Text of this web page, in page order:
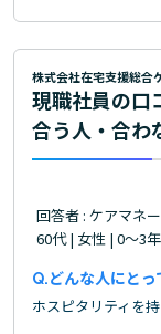
株式会社在宅支援総合
現職社員の口
合う人・合わ
回答者 : ケアマネ
60代 | 女性 | 0～3
どんな人にとっ
ホスピタリティを